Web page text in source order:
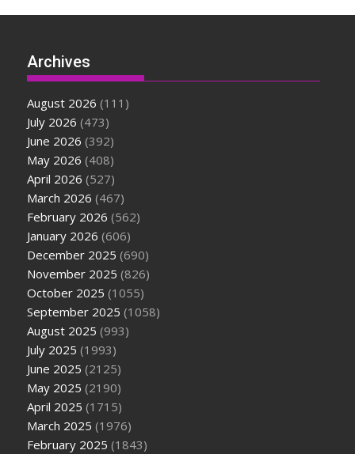
Archives
August 2026 (111)
July 2026 (473)
June 2026 (392)
May 2026 (408)
April 2026 (527)
March 2026 (467)
February 2026 (562)
January 2026 (606)
December 2025 (690)
November 2025 (826)
October 2025 (1055)
September 2025 (1058)
August 2025 (993)
July 2025 (1993)
June 2025 (2125)
May 2025 (2190)
April 2025 (1715)
March 2025 (1976)
February 2025 (1843)